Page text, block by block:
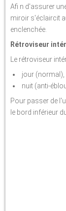
Afi n d'assurer
miroir s'éclaircit
enclenchée.
Rétroviseur
Le rétroviseur
jour (normal),
nuit (anti-
Pour passer de
le bord inférieur